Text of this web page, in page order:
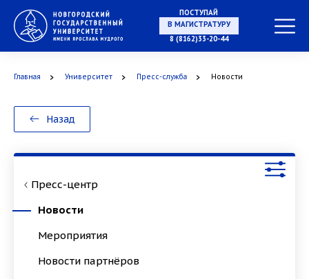
ПОСТУПАЙ
НА СПЕЦИАЛИТЕТ
8 (8162)33-20-44
Главная Университет Пресс-служба Новости
Назад
Пресс-центр
Новости
Мероприятия
Новости партнёров